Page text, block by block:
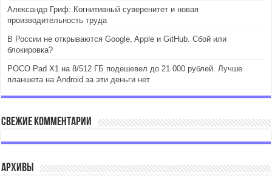
Александр Гриф: Когнитивный суверенитет и новая
производительность труда
В России не открываются Google, Apple и GitHub. Сбой или
блокировка?
POCO Pad X1 на 8/512 ГБ подешевел до 21 000 рублей. Лучше
планшета на Android за эти деньги нет
Свежие комментарии
Архивы